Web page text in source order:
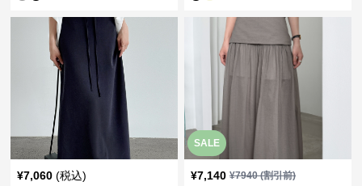
¥7,060 (税込)
SALE
¥7,140 ¥7940(割引前)